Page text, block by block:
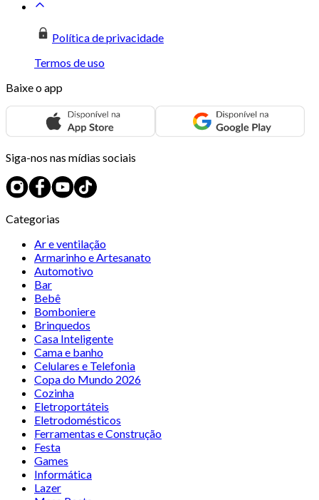
Política de privacidade
Termos de uso
Baixe o app
Siga-nos nas mídias sociais
Categorias
Ar e ventilação
Armarinho e Artesanato
Automotivo
Bar
Bebê
Bomboniere
Brinquedos
Casa Inteligente
Cama e banho
Celulares e Telefonia
Copa do Mundo 2026
Cozinha
Eletroportáteis
Eletrodomésticos
Ferramentas e Construção
Festa
Games
Informática
Lazer